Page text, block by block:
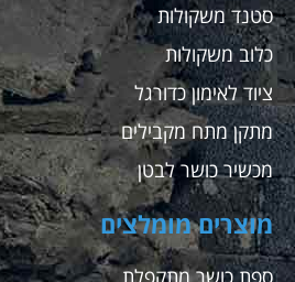
סטנד משקולות
כלוב משקולות
ציוד לאימון כדורגל
מתקן מתח מקבילים
מכשיר כושר לבטן
מוצרים מומלצים
ספת כושר מתקפלת